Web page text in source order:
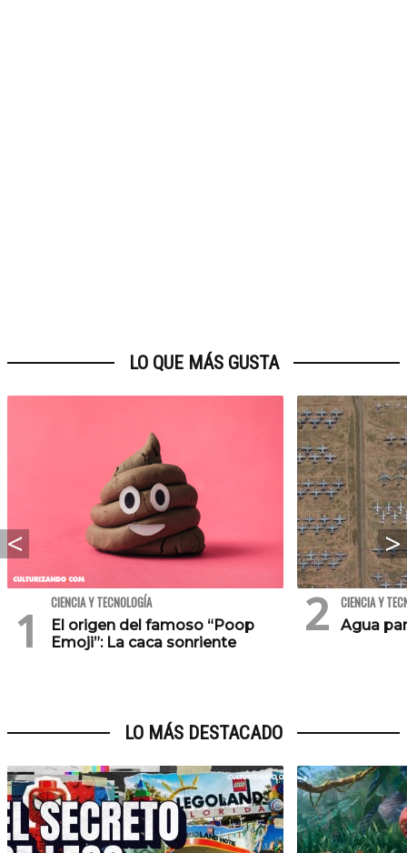
LO QUE MÁS GUSTA
CIENCIA Y TECNOLOGÍA
El origen del famoso “Poop
Emoji”: La caca sonriente
CIENCIA Y
Agua
LO MÁS DESTACADO